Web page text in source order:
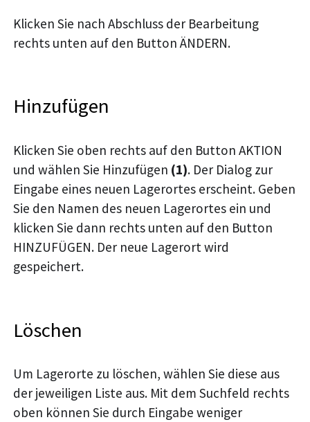
Klicken Sie nach Abschluss der Bearbeitung
rechts unten auf den Button ÄNDERN.
Hinzufügen
Klicken Sie oben rechts auf den Button AKTION
und wählen Sie Hinzufügen (1). Der Dialog zur
Eingabe eines neuen Lagerortes erscheint. Geben
Sie den Namen des neuen Lagerortes ein und
klicken Sie dann rechts unten auf den Button
HINZUFÜGEN. Der neue Lagerort wird
gespeichert.
Löschen
Um Lagerorte zu löschen, wählen Sie diese aus
der jeweiligen Liste aus. Mit dem Suchfeld rechts
oben können Sie durch Eingabe weniger